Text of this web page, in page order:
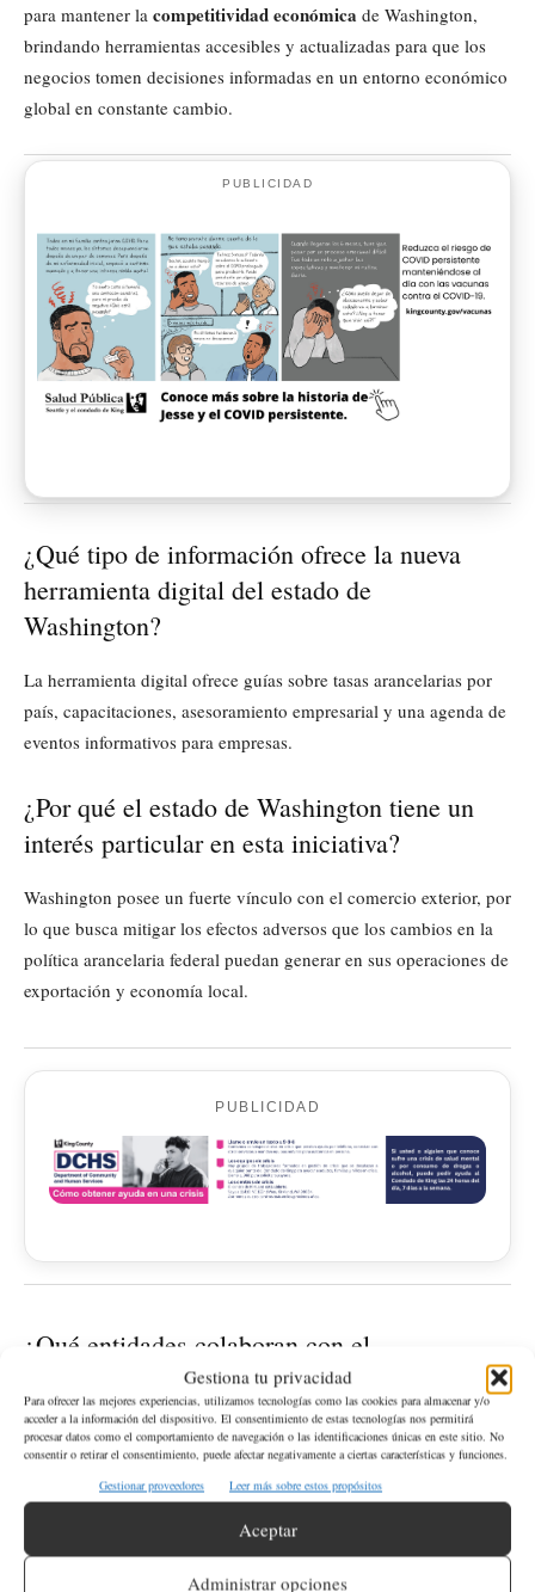
Gestiona tu privacidad
Para ofrecer las mejores experiencias, utilizamos tecnologías como las cookies para almacenar y/o
acceder a la información del dispositivo. El consentimiento de estas tecnologías nos permitirá
procesar datos como el comportamiento de navegación o las identificaciones únicas en este sitio. No
consentir o retirar el consentimiento, puede afectar negativamente a ciertas características y funciones.
Gestionar proveedores
Leer más sobre estos propósitos
Aceptar
Administrar opciones
para mantener la competitividad económica de Washington,
brindando herramientas accesibles y actualizadas para que los
negocios tomen decisiones informadas en un entorno económico
global en constante cambio.
PUBLICIDAD
¿Qué tipo de información ofrece la nueva
herramienta digital del estado de
Washington?
La herramienta digital ofrece guías sobre tasas arancelarias por
país, capacitaciones, asesoramiento empresarial y una agenda de
eventos informativos para empresas.
¿Por qué el estado de Washington tiene un
interés particular en esta iniciativa?
Washington posee un fuerte vínculo con el comercio exterior, por
lo que busca mitigar los efectos adversos que los cambios en la
política arancelaria federal puedan generar en sus operaciones de
exportación y economía local.
PUBLICIDAD
¿Qué entidades colaboran con el
departamento de comercio en este proyecto?
El Centro de Asistencia para el Financiamiento de las
Exportaciones de Washington y otras agencias de desarrollo
económico regional colaboran con el departamento de comercio